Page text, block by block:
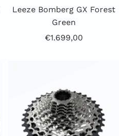
Leeze Bomberg GX Forest
Green
Angebotspreis
€1.699,00